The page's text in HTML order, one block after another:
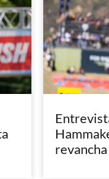
revancha